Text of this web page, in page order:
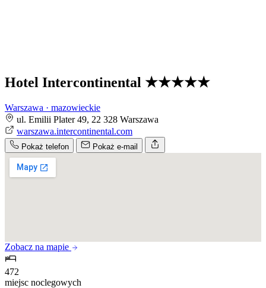
Hotel Intercontinental ★★★★★
Warszawa · mazowieckie
ul. Emilii Plater 49, 22 328 Warszawa
warszawa.intercontinental.com
Pokaż telefon Pokaż e-mail
Zobacz na mapie
472
miejsc noclegowych